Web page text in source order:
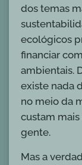
dos temas
ecológicos
financiar
ambientais.
existe nada
no meio da
custam
gente.
Mas a